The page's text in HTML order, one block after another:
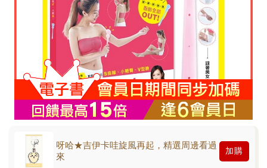
呀哈★吉伊卡哇旋風再起，精選周邊看過
來
加購